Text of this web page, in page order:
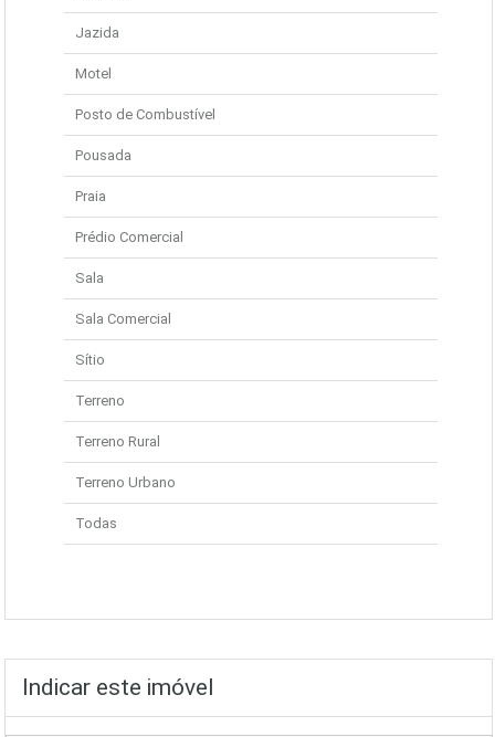
Jazida
Motel
Posto de Combustível
Pousada
Praia
Prédio Comercial
Sala
Sala Comercial
Sítio
Terreno
Terreno Rural
Terreno Urbano
Todas
Indicar este imóvel